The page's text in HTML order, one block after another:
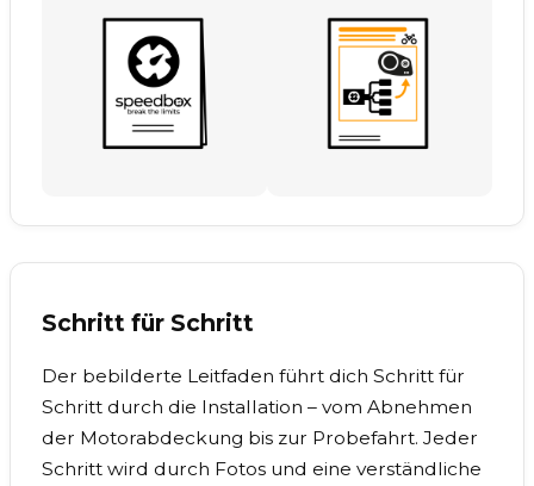
Schritt für Schritt
Der bebilderte Leitfaden führt dich Schritt für
Schritt durch die Installation – vom Abnehmen
der Motorabdeckung bis zur Probefahrt. Jeder
Schritt wird durch Fotos und eine verständliche